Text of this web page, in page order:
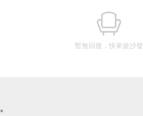
暫無回復，快來搶沙發
×